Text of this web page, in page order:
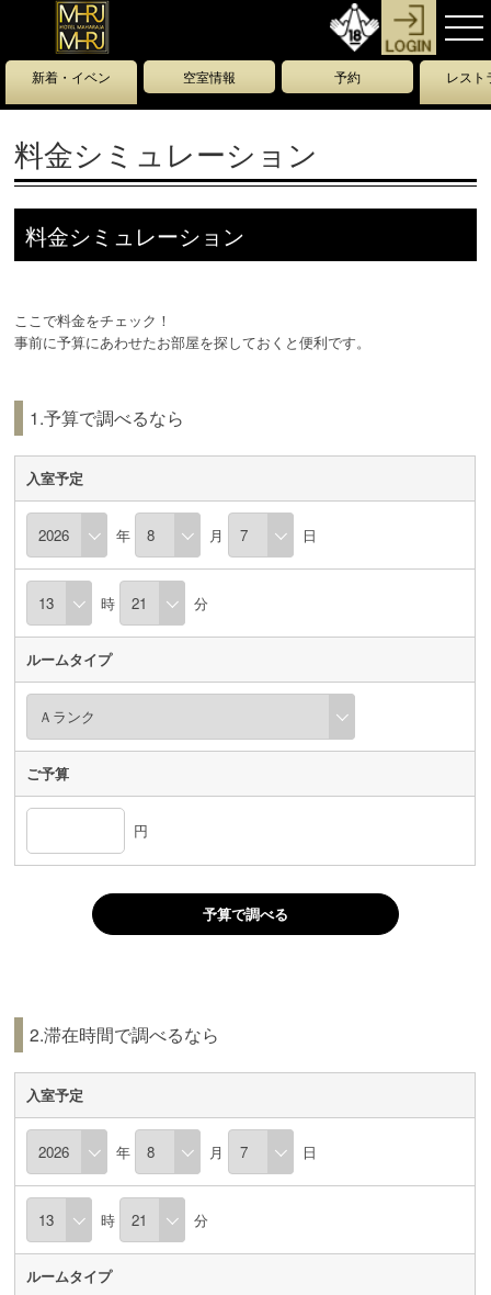
新着・イベン
ト情報
空室情報 予約
レスト
ー
料金シミュレーション
料金シミュレーション
ここで料金をチェック！
事前に予算にあわせたお部屋を探しておくと便利です。
1.予算で調べるなら
入室予定
年 月 日
時 分
ルームタイプ
ご予算
円
予算で調べる
2.滞在時間で調べるなら
入室予定
年 月 日
時 分
ルームタイプ